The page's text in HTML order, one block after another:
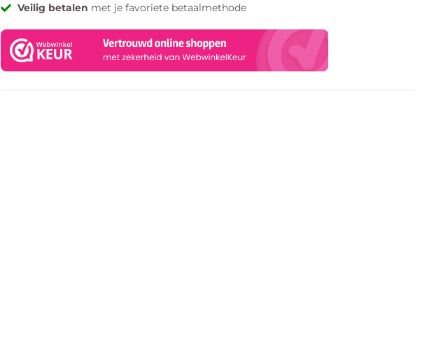
Veilig betalen met je favoriete betaalmethode